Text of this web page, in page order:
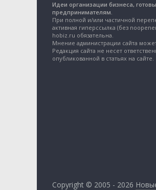
Идеи организации бизнеса,
предпринимателям.
При полной и/или частичной
активная гиперссылка (без
hobiz.ru обязательна.
Мнение администрации сайта
Редакция сайта не несет
опубликованной в статьях на сайте.
Copyright © 2005 - 2026